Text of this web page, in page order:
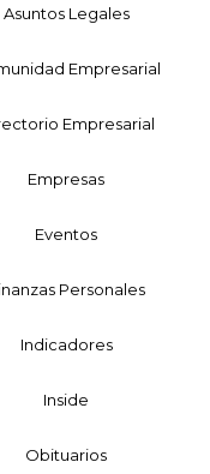
Asuntos Legales
Empresarial
Empresarial
Empresas
Eventos
Personales
Indicadores
Inside
Obituarios